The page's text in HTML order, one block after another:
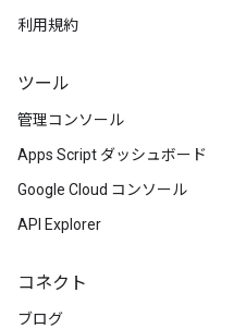
利用規約
ツール
管理コンソール
Apps Script ダッシュボード
Google Cloud コンソール
API Explorer
コネクト
ブログ